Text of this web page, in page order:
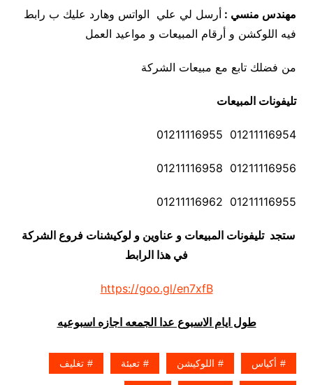
مهندس منسي : أرسل لي علي الواتس وهارد عليك ب رابط
فيه اللوكشن و أرقام المبيعات و مواعيد العمل
من فضلك تابع مع مبيعات الشركة
تليفونات المبيعات
01211116954 01211116955
01211116956 01211116958
01211116955 01211116962
ستجد تليفونات المبيعات و عناوين و لوكيشنات فروع الشركة
في هذا الرابط
https://goo.gl/en7xfB
طول ايام الاسبوع عدا الجمعه اجازه اسبوعيه
أكياس اللوكيشن تعبئة تغليف